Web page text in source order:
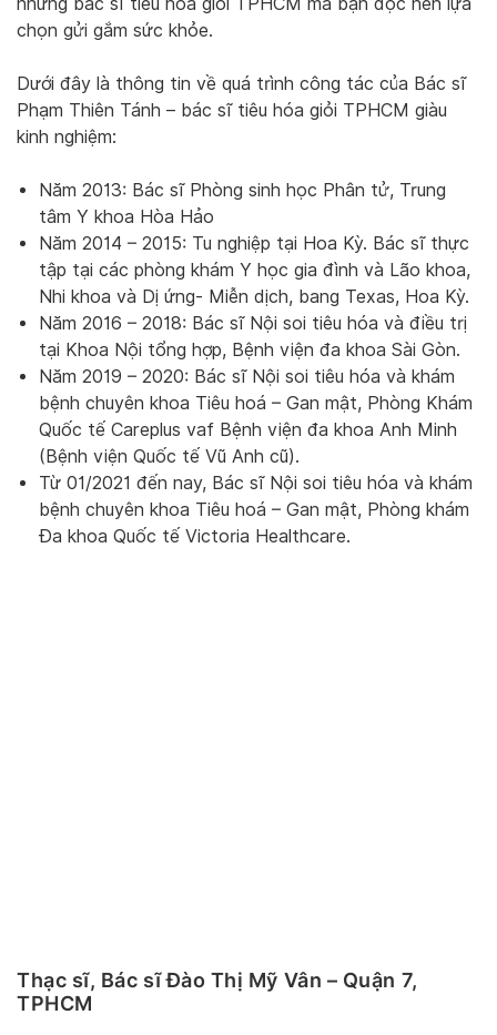
chọn gửi gắm sức khỏe.
Dưới đây là thông tin về quá trình công tác của Bác sĩ
Phạm Thiên Tánh – bác sĩ tiêu hóa giỏi TPHCM giàu
kinh nghiệm:
Năm 2013: Bác sĩ Phòng sinh học Phân tử, Trung
tâm Y khoa Hòa Hảo
Năm 2014 – 2015: Tu nghiệp tại Hoa Kỳ. Bác sĩ thực
tập tại các phòng khám Y học gia đình và Lão khoa,
Nhi khoa và Dị ứng- Miễn dịch, bang Texas, Hoa Kỳ.
Năm 2016 – 2018: Bác sĩ Nội soi tiêu hóa và điều trị
tại Khoa Nội tổng hợp, Bệnh viện đa khoa Sài Gòn.
Năm 2019 – 2020: Bác sĩ Nội soi tiêu hóa và khám
bệnh chuyên khoa Tiêu hoá – Gan mật, Phòng Khám
Quốc tế Careplus vaf Bệnh viện đa khoa Anh Minh
(Bệnh viện Quốc tế Vũ Anh cũ).
Từ 01/2021 đến nay, Bác sĩ Nội soi tiêu hóa và khám
bệnh chuyên khoa Tiêu hoá – Gan mật, Phòng khám
Đa khoa Quốc tế Victoria Healthcare.
Thạc sĩ, Bác sĩ Đào Thị Mỹ Vân – Quận 7,
TPHCM